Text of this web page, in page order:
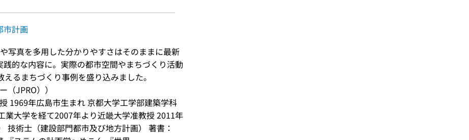
市計画
写真を多用した分かりやすさはそのままに最新
的な内容に。実際の都市空間やまちづくり活動
るまちづくり事例を盛り込みました。
（JPRO））
1969年広島市生まれ 京都大学工学部建築学科
業大学を経て2007年より近畿大学准教授 2011年
技術士（建設部門都市及び地方計画） 著書：